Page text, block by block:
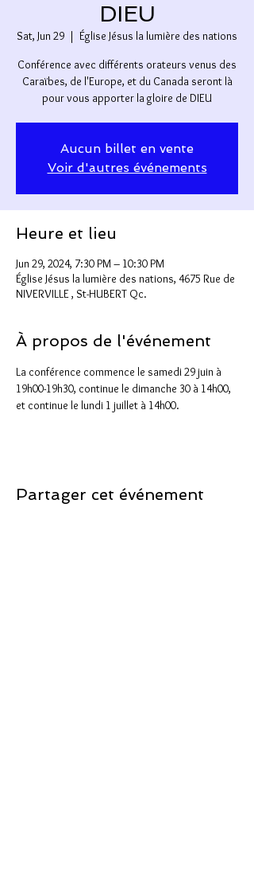
DIEU
Sat, Jun 29
  |
Église Jésus la lumière des nations
Conférence avec différents orateurs venus des
Caraïbes, de l'Europe, et du Canada seront là
pour vous apporter la gloire de DIEU
Aucun billet en vente
Voir d'autres événements
Heure et lieu
Jun 29, 2024, 7:30 PM – 10:30 PM
Église Jésus la lumière des nations, 4675 Rue de
NIVERVILLE , St-HUBERT Qc.
À propos de l'événement
La conférence commence le samedi 29 juin à
19h00-19h30, continue le dimanche 30 à 14h00,
et continue le lundi 1 juillet à 14h00.
Partager cet événement